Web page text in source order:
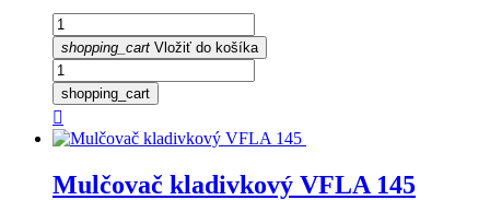
shopping_cart Vložiť do košíka
shopping_cart

Mulčovač kladivkový VFLA 145